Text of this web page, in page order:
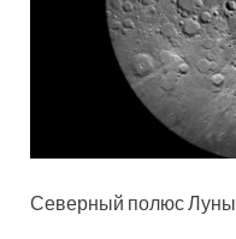
Северный полюс Луны